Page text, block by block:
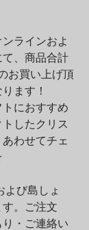
ラインおよ
、商品合計
お買い上げ頂
ます！
におすすめ
したクリス
わせてチェ
び島しょ
。ご注文
・ご連絡い